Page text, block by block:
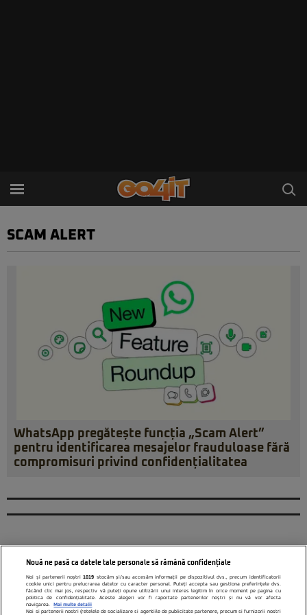
SCAM ALERT
WhatsApp pregătește funcția „Scam Alert”
pentru identificarea mesajelor frauduloase fără
compromisuri privind confidențialitatea
Nouă ne pasă ca datele tale personale să rămână confidențiale
Noi și partenerii noștri1019 stocăm și/sau accesăm informații pe dispozitivul dvs., precum identificatorii
cookie unici pentru prelucrarea datelor cu caracter personal. Puteți accepta sau gestiona preferințele dvs.
făcând clic mai jos, respectiv vă puteți opune utilizării unui interes legitim în orice moment pe pagina cu
politica de confidențialitate. Aceste alegeri vor fi raportate partenerilor noștri și nu vă vor afecta
navigarea.
Mai multe detalii
Noi si partenerii nostri (retelele de socializare si agentiile de publicitate partenere, precum si furnizorii nostri